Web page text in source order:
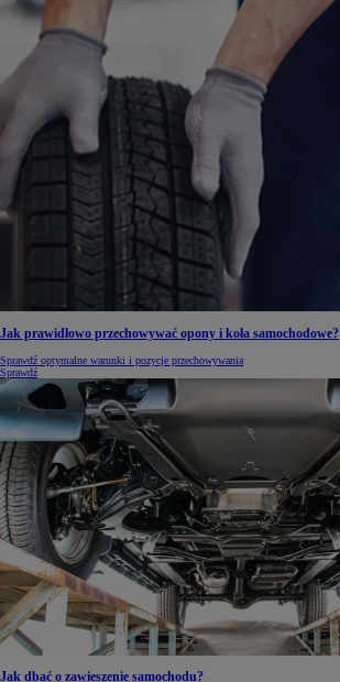
Jak prawidłowo przechowywać opony i koła samochodowe?
Sprawdź optymalne warunki i pozycje przechowywania
Sprawdź
Jak dbać o zawieszenie samochodu?